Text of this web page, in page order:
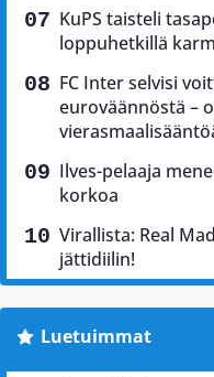
KuPS taisteli
loppuhetkillä
FC Inter selvisi
euroväännöstä –
Ilves-pelaaja
korkoa
Virallista: Real
jättidiilin!
Luetuimmat